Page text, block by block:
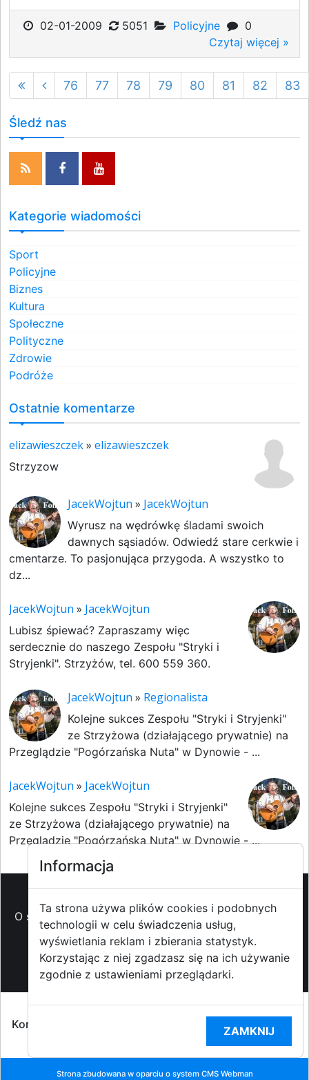
02-01-2009 5051 Policyjne
0
Czytaj więcej »
76 77 78 79 80 81 82 83
Śledź nas
Kategorie wiadomości
Sport
Policyjne
Biznes
Kultura
Społeczne
Polityczne
Zdrowie
Podróże
Ostatnie komentarze
elizawieszczek» elizawieszczek
Strzyzow
JacekWojtun » JacekWojtun
Wyrusz na wędrówkę śladami swoich
dawnych sąsiadów. Odwiedź stare cerkwie i
cmentarze. To pasjonująca przygoda. A wszystko to
dz...
JacekWojtun » JacekWojtun
Lubisz śpiewać? Zapraszamy więc
serdecznie do naszego Zespołu "Stryki i
Stryjenki". Strzyżów, tel. 600 559 360.
JacekWojtun » Regionalista
Kolejne sukces Zespołu "Stryki i Stryjenki"
ze Strzyżowa (działającego prywatnie) na
Przeglądzie "Pogórzańska Nuta" w Dynowie - ...
JacekWojtun » JacekWojtun
Kolejne sukces Zespołu "Stryki i Stryjenki"
ze Strzyżowa (działającego prywatnie) na
Przeglądzie "Pogórzańska Nuta" w Dynowie - ...
O strzyzowiak.pl-Reklama-Pomoc (FAQ)-Patronat
medialny - Prawa autorskie- Redakcja i
kontakt -Współpraca z mediami
Copyright ©2009-2014 strzyzowiak.pl,
Korzystanie z Portalu oznacza akceptacjąRegulaminu
Polityką prywatności RODO
Strona zbudowana w oparciu o system CMS Webman
Informacja
Ta strona używa plików cookies i podobnych
technologii w celu świadczenia usług,
wyświetlania reklam i zbierania statystyk.
Korzystając z niej zgadzasz się na ich używanie
zgodnie z ustawieniami przeglądarki.
ZAMKNIJ